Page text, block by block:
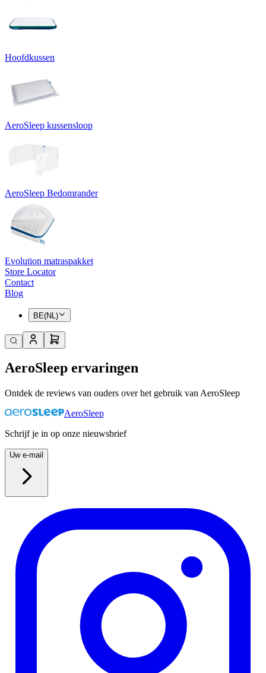
Hoofdkussen
AeroSleep kussensloop
AeroSleep Bedomrander
Evolution matraspakket
Store Locator
Contact
Blog
BE(NL)
AeroSleep ervaringen
Ontdek de reviews van ouders over het gebruik van AeroSleep
AeroSleep
Schrijf je in op onze nieuwsbrief
Uw e-mail